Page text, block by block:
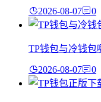
2026-08-07 0
TP钱包与冷钱包
2026-08-07 0